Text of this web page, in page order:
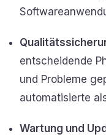
entscheidende
und Probleme
automatisierte
Wartung und